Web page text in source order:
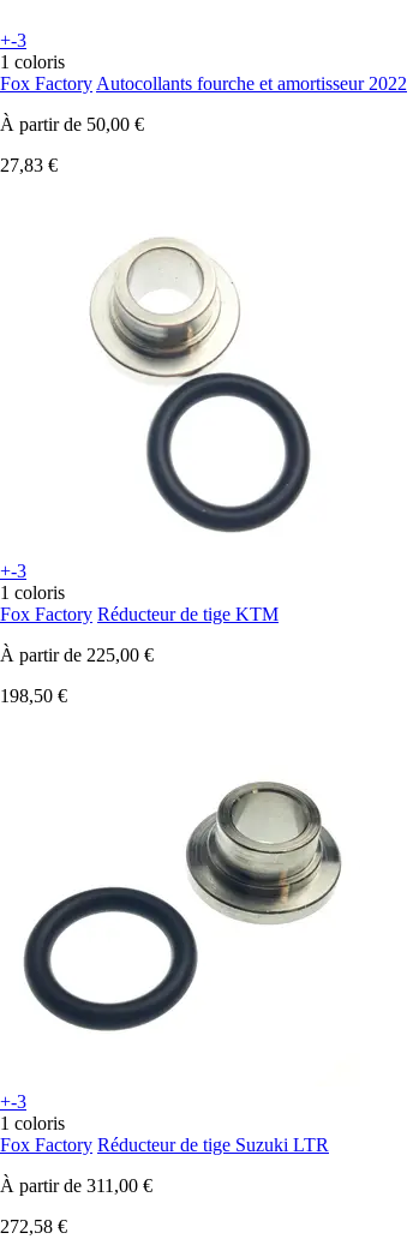
+-3
1 coloris
Fox FactoryAutocollants fourche et amortisseur 2022
À partir de 50,00 €
27,83 €
+-3
1 coloris
Fox Factory Réducteur de tige KTM
À partir de 225,00 €
198,50 €
+-3
1 coloris
Fox Factory Réducteur de tige Suzuki LTR
À partir de 311,00 €
272,58 €